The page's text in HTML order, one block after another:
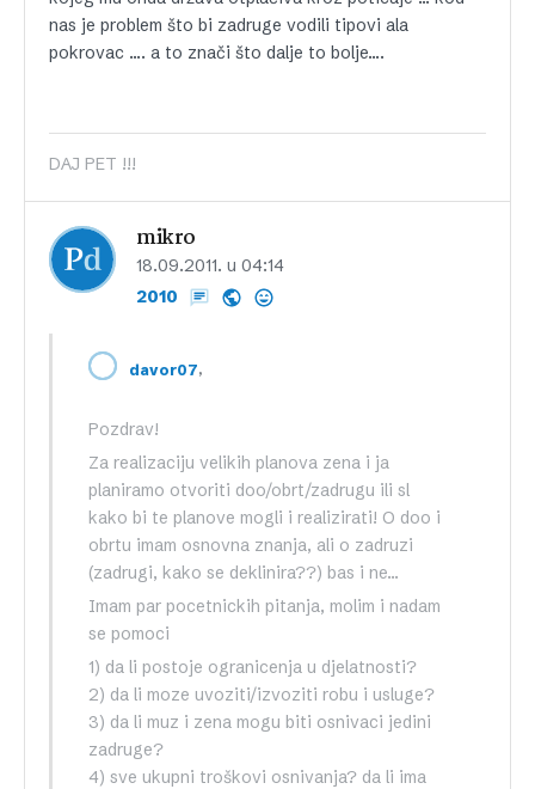
nas je problem što bi zadruge vodili tipovi ala
pokrovac …. a to znači što dalje to bolje….
DAJ PET !!!
mikro
18.09.2011. u 04:14
2010
davor07,
Pozdrav!
Za realizaciju velikih planova zena i ja
planiramo otvoriti doo/obrt/zadrugu ili sl
kako bi te planove mogli i realizirati! O doo i
obrtu imam osnovna znanja, ali o zadruzi
(zadrugi, kako se deklinira??) bas i ne…
Imam par pocetnickih pitanja, molim i nadam
se pomoci
1) da li postoje ogranicenja u djelatnosti?
2) da li moze uvoziti/izvoziti robu i usluge?
3) da li muz i zena mogu biti osnivaci jedini
zadruge?
4) sve ukupni troškovi osnivanja? da li ima